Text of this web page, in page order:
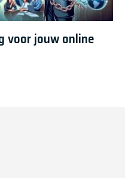
voor jouw online